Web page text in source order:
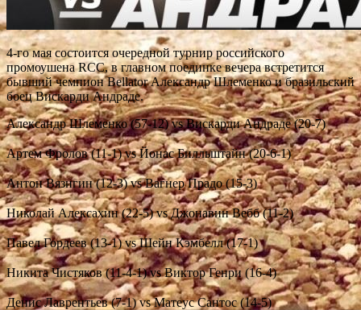
4-го мая состоится очередной турнир российского
промоушена RCC, в главном поединке вечера встретится
бывший чемпион Bellator Александр Шлеменко и бразильский
боец Вискарди Андраде.
Александр Шлеменко (57-12) vs Вискарди Андраде (20-7)
⠀⠀
Артем Фролов (11-1) vs Йонас Билльштайн(20-6-1)
⠀⠀
Антон Вязигин (12-3) vs Вагнер Прадо (15-3)
⠀⠀
Николай Алексахин (22-5) vs Джонавин Вебб (11-2)
⠀⠀
Павел Гордеев (13-1) vs Шейн Кэмбелл (17-1)
⠀⠀
Никита Чистяков (11-4-1) vs Виктор Генри (16-4)
⠀⠀
Денис Лаврентьев (7-1) vs Матеус Сантос (14-5)